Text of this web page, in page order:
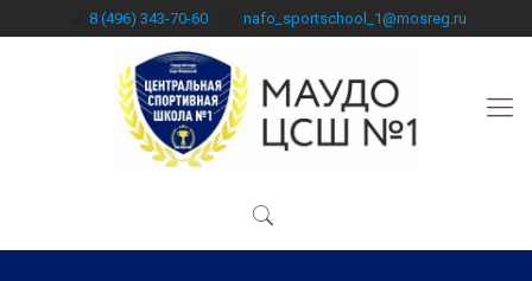
8 (496) 343-70-60 nafo_sportschool_1@mosreg.ru